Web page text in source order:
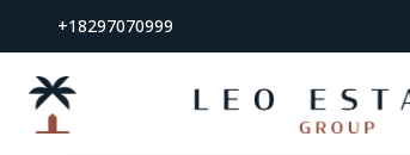
+18297070999